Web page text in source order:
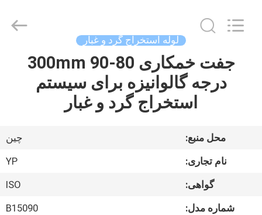
خانه
محصولات
درباره
TRADE
CO.,LTD.
لوله استخراج گرد و غبار
جفت خمکاری 80-300mm 90
درجه گالوانیزه برای سیستم
استخراج گرد و غبار
محل منبع:
چين
نام تجاری:
YP
گواهی:
ISO
شماره مدل:
B15090